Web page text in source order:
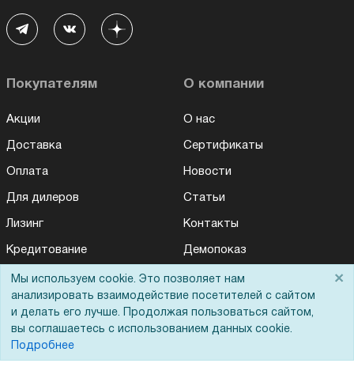
Покупателям
Акции
Доставка
Оплата
Для дилеров
Лизинг
Кредитование
Госучреждениям
Тендеры
Бренды
ЭДО
О компании
О нас
Сертификаты
Новости
Статьи
Контакты
Демопоказ
Мы используем cookie. Это позволяет нам
анализировать взаимодействие посетителей с сайтом
и делать его лучше. Продолжая пользоваться сайтом,
вы соглашаетесь с использованием данных cookie.
Подробнее
×
Для Вас доступно эксклюзивное приложение при
заказе этого товара
Получить скидку Не показывать